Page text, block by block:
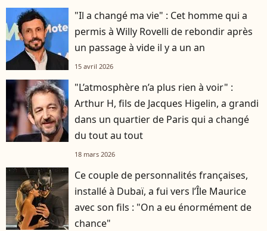
"Il a changé ma vie" : Cet homme qui a
permis à Willy Rovelli de rebondir après
un passage à vide il y a un an
15 avril 2026
"L’atmosphère n’a plus rien à voir" :
Arthur H, fils de Jacques Higelin, a grandi
dans un quartier de Paris qui a changé
du tout au tout
18 mars 2026
Ce couple de personnalités françaises,
installé à Dubaï, a fui vers l’Île Maurice
avec son fils : "On a eu énormément de
chance"